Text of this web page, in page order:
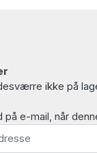
ikke på
e-mail, når